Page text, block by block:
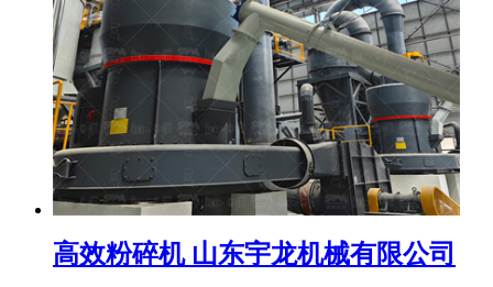
高效粉碎机 山东宇龙机械有限公司